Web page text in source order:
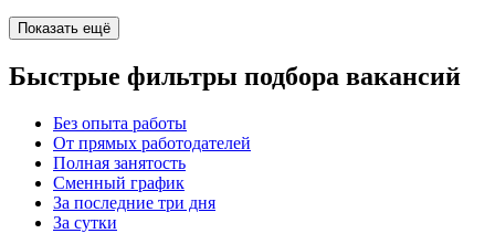
Показать ещё
Быстрые фильтры подбора вакансий
Без опыта работы
От прямых работодателей
Полная занятость
Сменный график
За последние три дня
За сутки